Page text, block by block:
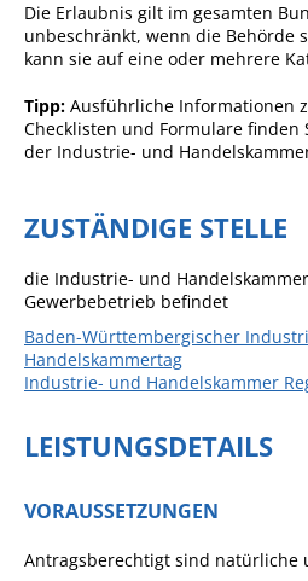
Zahlen
Kontakt
Online-
Die Erlaubnis gilt im gesamten
unbeschränkt, wenn die Behörde
kann sie auf eine oder mehrere
Tipp: Ausführliche Informationen
Checklisten und Formulare
der Industrie- und
ZUSTÄNDIGE STELLE
die Industrie- und
Gewerbebetrieb befindet
Baden-Württembergischer
Handelskammertag
Industrie- und Handelskammer
LEISTUNGSDETAILS
VORAUSSETZUNGEN
Antragsberechtigt sind natürliche